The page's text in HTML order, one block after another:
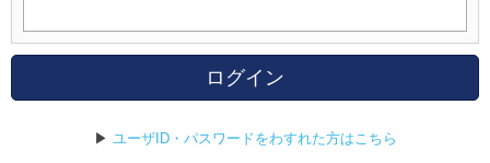
ログイン
▶ ユーザID・パスワードをわすれた方はこちら